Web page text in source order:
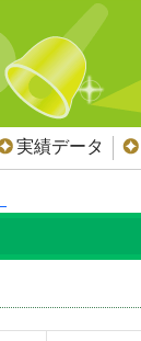
実績データ